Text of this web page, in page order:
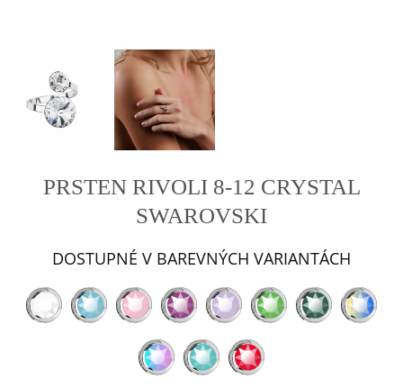
PRSTEN RIVOLI 8-12 CRYSTAL
SWAROVSKI
DOSTUPNÉ V BAREVNÝCH VARIANTÁCH